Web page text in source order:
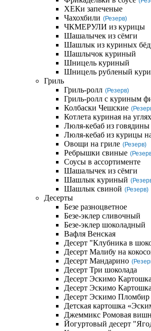
ХЕКи запеченые
Чахохбили (Резерв)
ЧКМЕРУЛИ из курицы
Шашалычек из сёмги
Шашлык из куриных
Шашлычок куриный
Шницель куриный
Шницель рубленый
Гриль
Гриль-ролл (Резерв)
Гриль-ролл с куриным
Колбаски Чешские
Котлета куриная на углях
Люля-кебаб из говядины
Люля-кебаб из курицы
Овощи на гриле (Резерв)
Ребрышки свиные
Соусы в ассортименте
Шашалычек из сёмги
Шашлык куриный
Шашлык свиной (Резерв)
Десерты
Безе разноцветное
Безе-эклер сливочный
Безе-эклер шоколадный
Вафля Венская
Десерт "Клубника в
Десерт Малибу на
Десерт Мандарино
Десерт Три шоколада
Десерт Эскимо
Десерт Эскимо
Десерт Эскимо Пломбир
Детская картошка
Джеммикс Ромовая
Йогуртовый десерт